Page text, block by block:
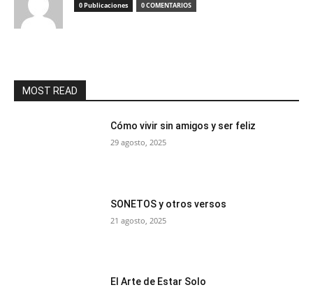
0 Publicaciones 0 COMENTARIOS
MOST READ
Cómo vivir sin amigos y ser feliz
29 agosto, 2025
SONETOS y otros versos
21 agosto, 2025
El Arte de Estar Solo